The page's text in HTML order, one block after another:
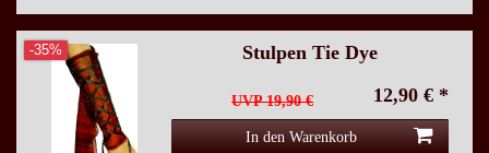
-35% Stulpen Tie Dye
UVP 19,90 € 12,90 € *
In den Warenkorb